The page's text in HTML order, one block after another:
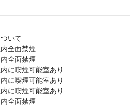
いて
全面禁煙
全面禁煙
に喫煙可能室あり
に喫煙可能室あり
に喫煙可能室あり
全面禁煙